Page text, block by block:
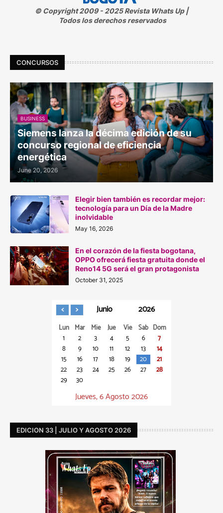
© Copyright 2009 - 2025 Revista Whats Up |
Todos los derechos reservados
CONCURSOS
BUSINESS
Siemens lanza la décima edición de su
concurso regional de eficiencia
energética
June 20, 2026
Elegir bien también es recordar mejor:
tecnología para un Día de la Madre
inolvidable
May 16, 2026
En el corazón de la fiesta bogotana,
OPPO ofrecerá fiesta gratuita donde el
Reno14 5G será el gran protagonista
October 31, 2025
Junio 2026
Lun Mar Mie Jue Vie Sab Dom
1
2 3 4 5 6
7
8
9 10 11 12 13
14
15
16 17 18 19 20
21
22
23 24 25 26 27
28
29
30
Jueves, 6 Agosto 2026
EDICION 33 | JULIO Y AGOSTO 2026